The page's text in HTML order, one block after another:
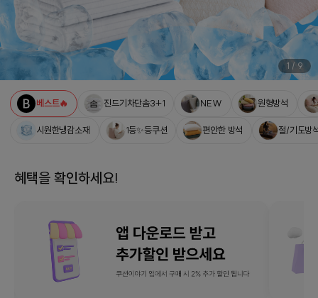
1 / 9
베스트🔥 진드기차단솜3+1 NEW 원형방석
시원한냉감소재 1등✨등쿠션 편안한 방석 절/기도방
혜택을 확인하세요!